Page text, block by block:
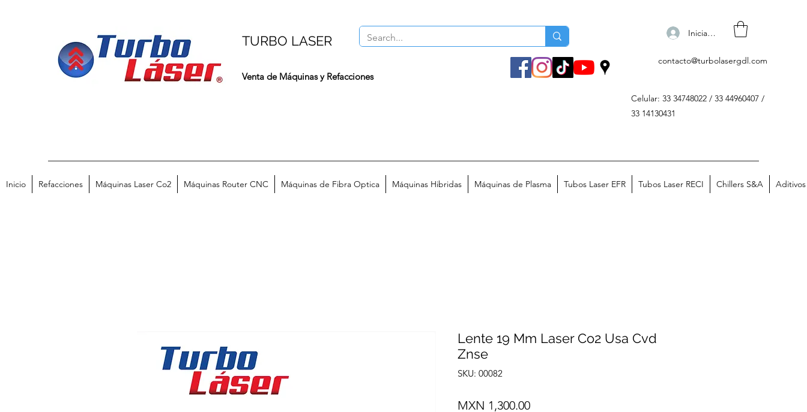
TURBO LASER
Venta de Máquinas y Refacciones
Iniciar sesión
contacto@turbolasergdl.com
Celular: 33 34748022 / 33 44960407 /
33 14130431
Inicio Refacciones Máquinas Laser Co2 Máquinas Router CNC Máquinas de Fibra Optica Máquinas Hibridas Máquinas de Plasma Tubos Laser EFR Tubos Laser RECI Chillers S&A
Lente 19 Mm Laser Co2 Usa Cvd
Znse
SKU: 00082
MXN 1,300.00Precio